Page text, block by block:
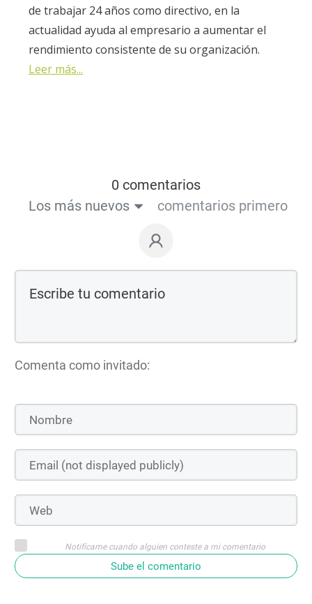
de trabajar 24 años como directivo, en la
actualidad ayuda al empresario a aumentar el
rendimiento consistente de su organización.
Leer más...
0 comentarios
Los más nuevos
comentarios primero
Comenta como invitado:
Notifícame cuando alguien conteste a mi comentario
Sube el comentario